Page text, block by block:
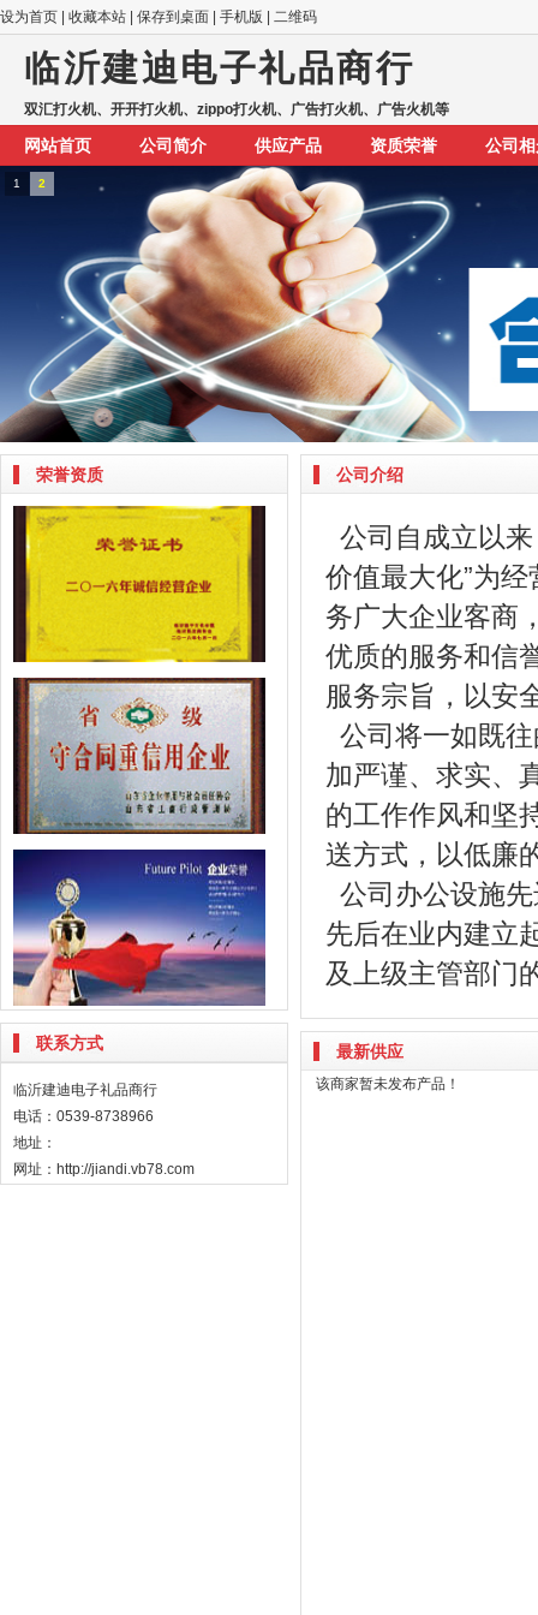
设为首页 收藏本站 保存到桌面 手机版 二维码
临沂建迪电子礼品商行
双汇打火机、开开打火机、zippo打火机、广告打火机、广告火机等
网站首页 公司简介 供应产品 资质荣誉 公司
1 2
荣誉资质
联系方式
临沂建迪电子礼品商行
电话：0539-8738966
地址：
网址：http://jiandi.vb78.com
公司介绍
公司自成立以
价值最大化”为
务广大企业客商
优质的服务和信
服务宗旨，以安
公司将一如既
加严谨、求实、
的工作作风和坚
送方式，以低廉
公司办公设施
先后在业内建立
及上级主管部门
最新供应
该商家暂未发布产品！